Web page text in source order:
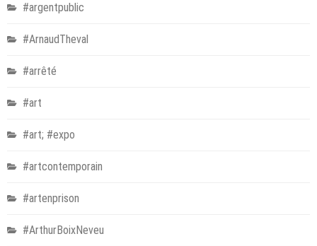
#argentpublic
#ArnaudTheval
#arrêté
#art
#art; #expo
#artcontemporain
#artenprison
#ArthurBoixNeveu